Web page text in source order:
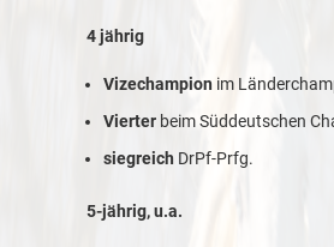
4 jährig
Vizechampion im
Vierter beim Süddeutschen
siegreich DrPf-Prfg.
5-jährig,u.a.